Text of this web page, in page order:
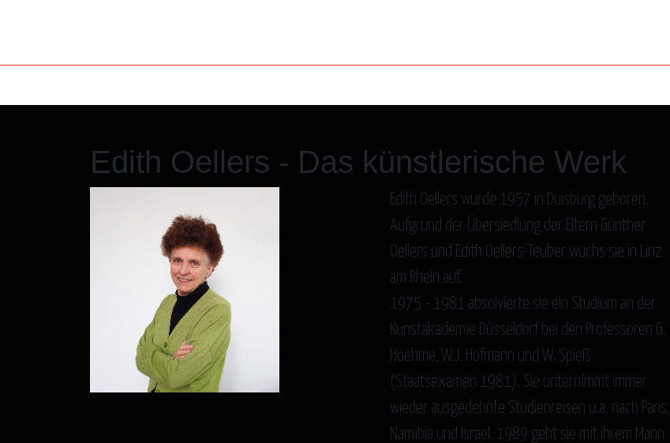
Edith Oellers - Das künstlerische Werk
Edith Oellers wurde 1957 in Duisburg geboren.
Aufgrund der Übersiedlung der Eltern Günther
Oellers und Edith Oellers-Teuber wuchs sie in Linz
am Rhein auf.
1975 - 1981 absolvierte sie ein Studium an der
Kunstakademie Düsseldorf bei den Professoren G.
Hoehme, W.J. Hofmann und W. Spieß
(Staatsexamen 1981). Sie unternimmt immer
wieder ausgedehnte Studienreisen u.a. nach Paris,
Namibia und Israel. 1989 geht sie mit ihrem Mann